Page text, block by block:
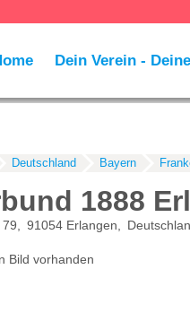
Dein Verein -
Deutschland Bayern
1888
91054 Erlangen